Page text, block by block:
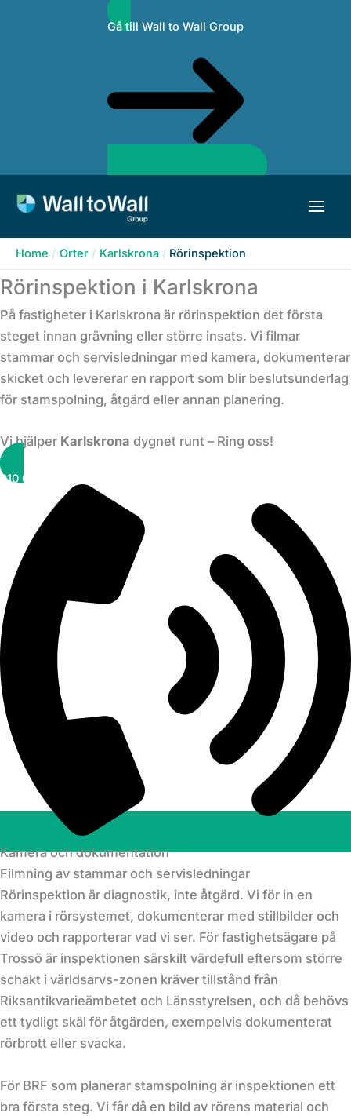
Gå till Wall to Wall Group
Home Orter Karlskrona Rörinspektion
Rörinspektion i Karlskrona
På fastigheter i Karlskrona är rörinspektion det första
steget innan grävning eller större insats. Vi filmar
stammar och servisledningar med kamera, dokumenterar
skicket och levererar en rapport som blir beslutsunderlag
för stamspolning, åtgärd eller annan planering.
Vi hjälper Karlskrona dygnet runt – Ring oss!
010 6000 777
Kamera och dokumentation
Filmning av stammar och servisledningar
Rörinspektion är diagnostik, inte åtgärd. Vi för in en
kamera i rörsystemet, dokumenterar med stillbilder och
video och rapporterar vad vi ser. För fastighetsägare på
Trossö är inspektionen särskilt värdefull eftersom större
schakt i världsarvs-zonen kräver tillstånd från
Riksantikvarieämbetet och Länsstyrelsen, och då behövs
ett tydligt skäl för åtgärden, exempelvis dokumenterat
rörbrott eller svacka.
För BRF som planerar stamspolning är inspektionen ett
bra första steg. Vi får då en bild av rörens material och